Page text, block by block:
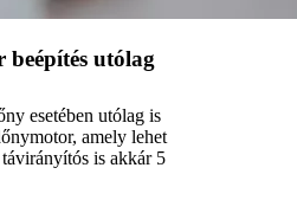
utólag
esetében utólag is
amely lehet
is akkár 5